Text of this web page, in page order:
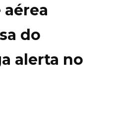
do
alerta no